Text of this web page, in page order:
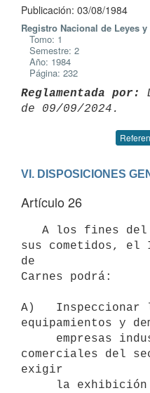
Publicación: 03/08/1984
Registro Nacional de Leyes y
Tomo: 1
Semestre: 2
Año: 1984
Página: 232
Reglamentada por:
VI. DISPOSICIONES
Artículo 26
sus cometidos,
de
Carnes podrá:
A)   Inspeccionar
equipamientos y
comerciales del
exigir